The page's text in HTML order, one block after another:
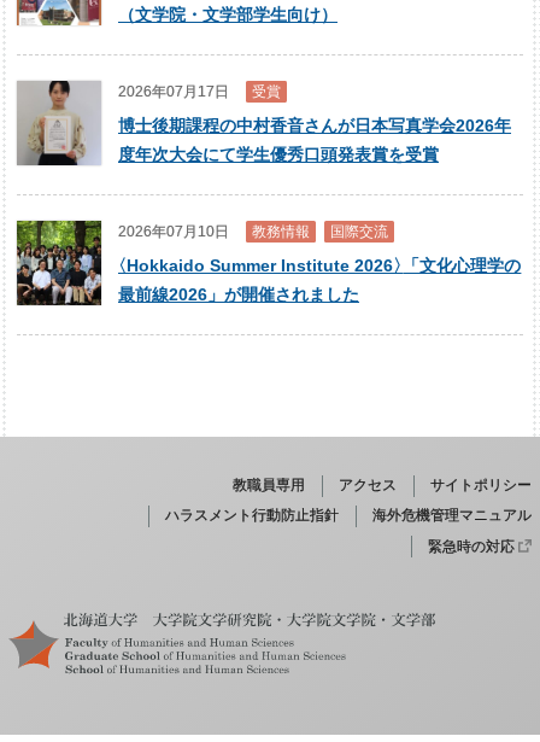
（文学院・文学部学生向け）
2026年07月17日 受賞
博士後期課程の中村香音さんが日本写真学会2026年
度年次大会にて学生優秀口頭発表賞を受賞
2026年07月10日 教務情報 国際交流
〈Hokkaido Summer Institute 2026〉
「文化心理学の
最前線2026」が開催されました
教職員専用 アクセス
サイトポリシー
ハラスメント行動防止指針
海外危機管理マニュアル
緊急時の対応